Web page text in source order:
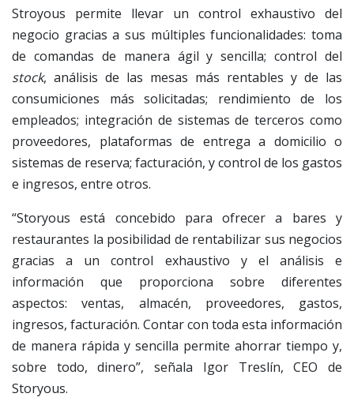
Stroyous permite llevar un control exhaustivo del
negocio gracias a sus múltiples funcionalidades: toma
de comandas de manera ágil y sencilla; control del
stock, análisis de las mesas más rentables y de las
consumiciones más solicitadas; rendimiento de los
empleados; integración de sistemas de terceros como
proveedores, plataformas de entrega a domicilio o
sistemas de reserva; facturación, y control de los gastos
e ingresos, entre otros.
“Storyous está concebido para ofrecer a bares y
restaurantes la posibilidad de rentabilizar sus negocios
gracias a un control exhaustivo y el análisis e
información que proporciona sobre diferentes
aspectos: ventas, almacén, proveedores, gastos,
ingresos, facturación. Contar con toda esta información
de manera rápida y sencilla permite ahorrar tiempo y,
sobre todo, dinero”, señala Igor Treslín, CEO de
Storyous.